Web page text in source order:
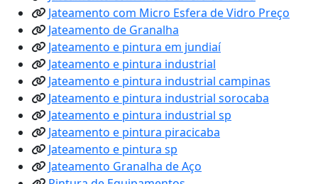
Jateamento com Micro Esfera de Vidro Preço
Jateamento de Granalha
Jateamento e pintura em jundiaí
Jateamento e pintura industrial
Jateamento e pintura industrial campinas
Jateamento e pintura industrial sorocaba
Jateamento e pintura industrial sp
Jateamento e pintura piracicaba
Jateamento e pintura sp
Jateamento Granalha de Aço